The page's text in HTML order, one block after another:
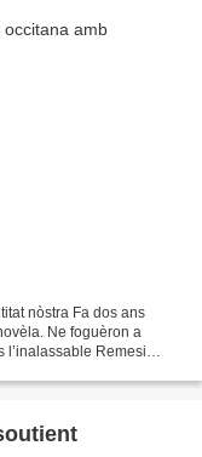
nòstra Fa dos ans
Ne foguèron a
l’inalassable Remesi